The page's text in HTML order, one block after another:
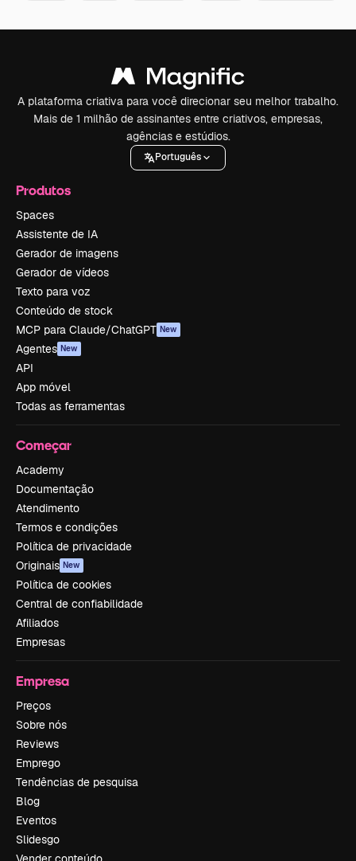
A plataforma criativa para você direcionar seu melhor trabalho.
Mais de 1 milhão de assinantes entre criativos, empresas,
agências e estúdios.
Português
Produtos
Spaces
Assistente de IA
Gerador de imagens
Gerador de vídeos
Texto para voz
Conteúdo de stock
MCP para Claude/ChatGPT New
Agentes New
API
App móvel
Todas as ferramentas
Começar
Academy
Documentação
Atendimento
Termos e condições
Política de privacidade
Originais New
Política de cookies
Central de confiabilidade
Afiliados
Empresas
Empresa
Preços
Sobre nós
Reviews
Emprego
Tendências de pesquisa
Blog
Eventos
Slidesgo